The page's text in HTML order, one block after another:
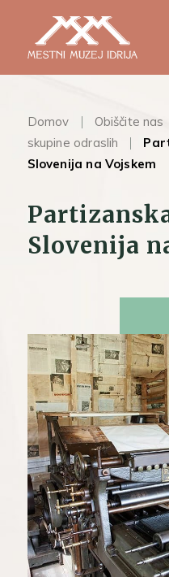
Domov Obiščite nas
skupine odraslih
Slovenija na Vojskem
Slovenija